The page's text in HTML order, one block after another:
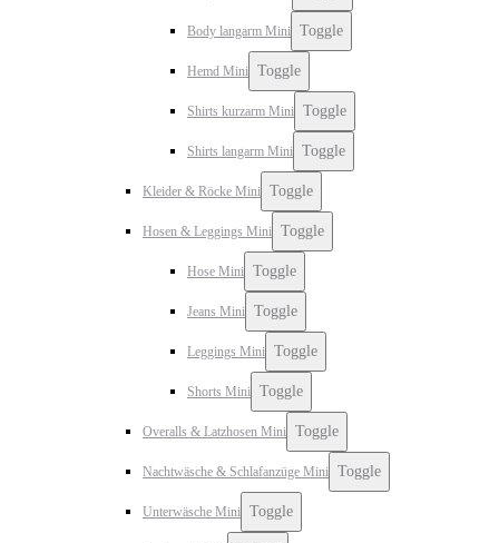
Body langarm Mini Toggle
Hemd Mini Toggle
Shirts kurzarm Mini Toggle
Shirts langarm Mini Toggle
Kleider & Röcke Mini Toggle
Hosen & Leggings Mini Toggle
Hose Mini Toggle
Jeans Mini Toggle
Leggings Mini Toggle
Shorts Mini Toggle
Overalls & Latzhosen Mini Toggle
Nachtwäsche & Schlafanzüge Mini Toggle
Unterwäsche Mini Toggle